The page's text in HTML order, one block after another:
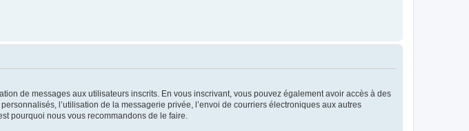
de messages aux utilisateurs inscrits. En vous inscrivant, vous pouvez également avoir accès à des
l’utilisation de la messagerie privée, l’envoi de courriers électroniques aux autres
pourquoi nous vous recommandons de le faire.